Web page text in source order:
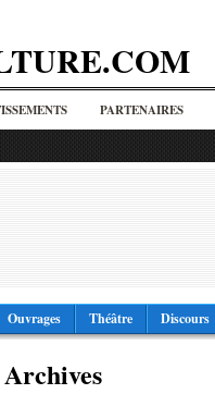
PARTENAIRES
Ouvrages Théâtre Discours
Archives